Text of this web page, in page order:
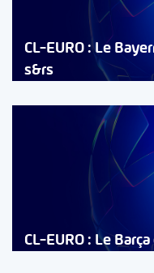
CL-EURO : Le
s&rs
CL-EURO : Le